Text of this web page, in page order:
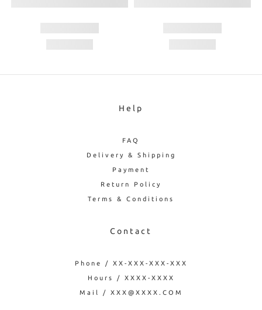
Help
FAQ
Delivery & Shipping
Payment
Return Policy
Terms & Conditions
Contact
Phone / XX-XXX-XXX-XXX
Hours / XXXX-XXXX
Mail / XXX@XXXX.COM